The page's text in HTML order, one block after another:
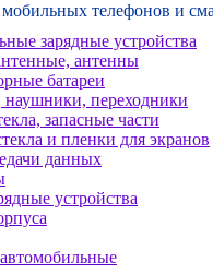
телефонов и
зарядные устройства
антенны
батареи
переходники
запасные части
и пленки для экранов
данных
устройства